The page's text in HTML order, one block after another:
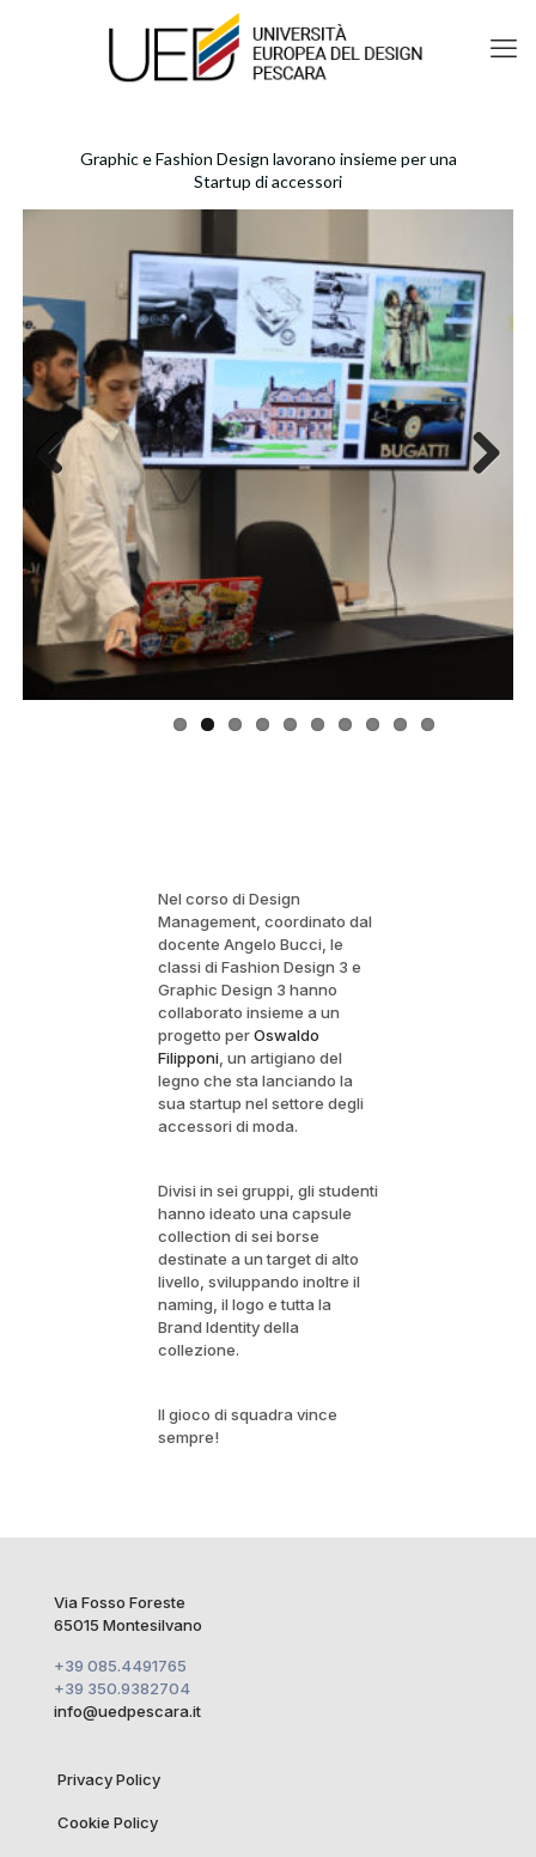
Graphic e Fashion Design lavorano insieme per una
Startup di accessori
Previous
Nel corso di Design
Management, coordinato dal
docente Angelo Bucci, le
classi di Fashion Design 3 e
Graphic Design 3 hanno
collaborato insieme a un
progetto perOswaldo
Filipponi, un artigiano del
legno che sta lanciando la
sua startup nel settore degli
accessori di moda.
Divisi in sei gruppi, gli studenti
hanno ideato una capsule
collection di sei borse
destinate a un target di alto
livello, sviluppando inoltre il
naming, il logo e tutta la
Brand Identity della
collezione.
Il gioco di squadra vince
sempre!
Via Fosso Foreste
65015 Montesilvano
+39 085.4491765
+39 350.9382704
info@uedpescara.it
Privacy Policy
Cookie Policy